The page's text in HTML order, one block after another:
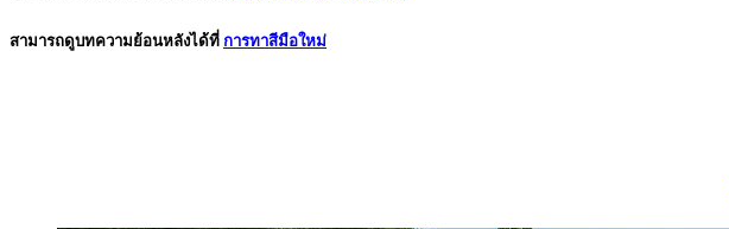
สามารถดูบทความย้อนหลังได้ที่ การทาสีมือใหม่